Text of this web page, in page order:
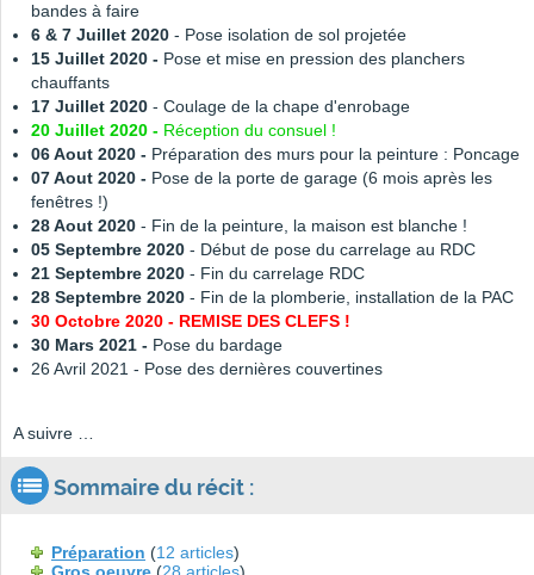
bandes à faire
6 & 7 Juillet 2020 - Pose isolation de sol projetée
15 Juillet 2020 - Pose et mise en pression des planchers
chauffants
17 Juillet 2020 - Coulage de la chape d'enrobage
20 Juillet 2020 - Réception du consuel !
06 Aout 2020 - Préparation des murs pour la peinture : Poncage
07 Aout 2020 - Pose de la porte de garage (6 mois après les
fenêtres !)
28 Aout 2020 - Fin de la peinture, la maison est blanche !
05 Septembre 2020 - Début de pose du carrelage au RDC
21 Septembre 2020 - Fin du carrelage RDC
28 Septembre 2020 - Fin de la plomberie, installation de la PAC
30 Octobre 2020 - REMISE DES CLEFS !
30 Mars 2021 - Pose du bardage
26 Avril 2021 - Pose des dernières couvertines
A suivre …
Sommaire du récit :
Préparation (12 articles)